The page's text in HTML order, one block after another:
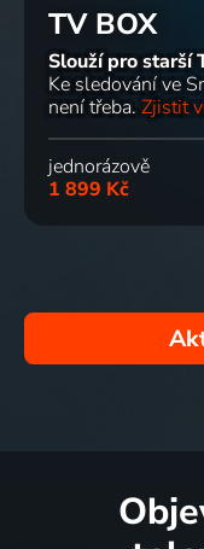
TV BOX
Slouží pro starší
Ke sledování ve
není třeba. Zjistit
jednorázově
1 899 Kč